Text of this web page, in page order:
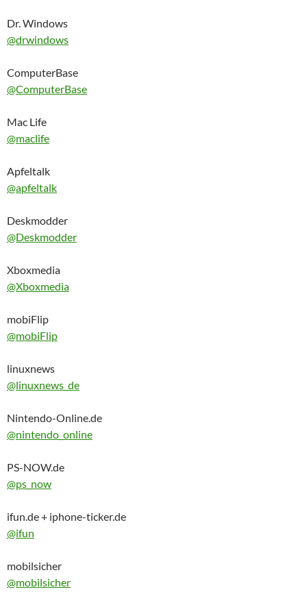
Dr. Windows
@drwindows
ComputerBase
@ComputerBase
Mac Life
@maclife
Apfeltalk
@apfeltalk
Deskmodder
@Deskmodder
Xboxmedia
@Xboxmedia
mobiFlip
@mobiFlip
linuxnews
@linuxnews_de
Nintendo-Online.de
@nintendo_online
PS-NOW.de
@ps_now
ifun.de + iphone-ticker.de
@ifun
mobilsicher
@mobilsicher